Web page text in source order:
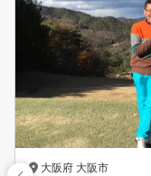
大阪府 大阪市